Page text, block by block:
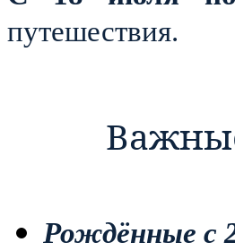
путешествия.
Рождённые с